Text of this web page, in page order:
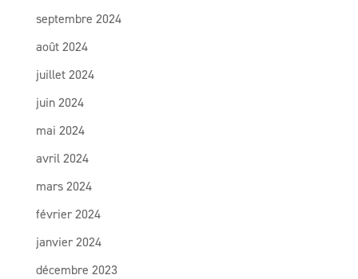
septembre 2024
août 2024
juillet 2024
juin 2024
mai 2024
avril 2024
mars 2024
février 2024
janvier 2024
décembre 2023